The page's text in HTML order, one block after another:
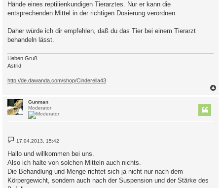
Hände eines reptilienkundigen Tierarztes. Nur er kann die
entsprechenden Mittel in der richtigen Dosierung verordnen.
Daher würde ich dir empfehlen, daß du das Tier bei einem Tierarzt
behandeln lässt.
Lieben Gruß
Astrid
http://de.dawanda.com/shop/Cinderella43
Gunman
Moderator
B
e
i
t
r
g
17.04.2013, 15:42
Hallo und willkommen bei uns.
Also ich halte von solchen Mitteln auch nichts.
Die Behandlung und Menge richtet sich ja nicht nur nach dem
Körpergewicht, sondern auch nach der Suspension und der Stärke des